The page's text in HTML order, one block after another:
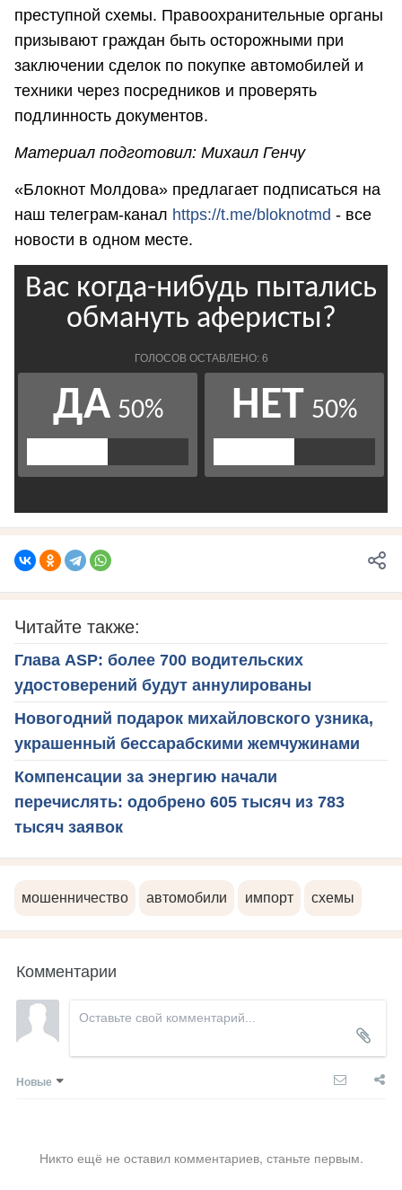
преступной схемы. Правоохранительные органы
призывают граждан быть осторожными при
заключении сделок по покупке автомобилей и
техники через посредников и проверять
подлинность документов.
Материал подготовил: Михаил Генчу
«Блокнот Молдова» предлагает подписаться на
наш телеграм-канал https://t.me/bloknotmd - все
новости в одном месте.
Читайте также:
Глава ASP: более 700 водительских
удостоверений будут аннулированы
Новогодний подарок михайловского узника,
украшенный бессарабскими жемчужинами
Компенсации за энергию начали
перечислять: одобрено 605 тысяч из 783
тысяч заявок
мошенничество автомобили импорт схемы
Комментарии
Новые
Никто ещё не оставил комментариев, станьте первым.